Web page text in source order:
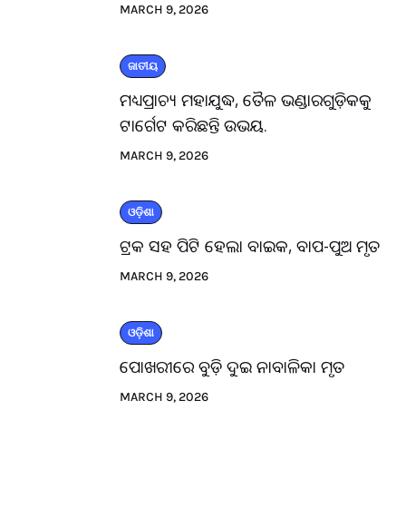
MARCH 9, 2026
ଜାତୀୟ
ମଧ୍ୟପ୍ରାଚ୍ୟ ମହାଯୁଦ୍ଧ, ତୈଳ ଭଣ୍ଡାରଗୁଡ଼ିକକୁ
ଟାର୍ଗେଟ କରିଛନ୍ତି ଉଭୟ.
MARCH 9, 2026
ଓଡ଼ିଶା
ଟ୍ରକ ସହ ପିଟି ହେଲା ବାଇକ, ବାପ-ପୁଅ ମୃତ
MARCH 9, 2026
ଓଡ଼ିଶା
ପୋଖରୀରେ ବୁଡ଼ି ଦୁଇ ନାବାଳିକା ମୃତ
MARCH 9, 2026